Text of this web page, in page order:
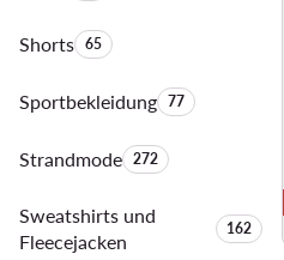
ShortsAnzahl der Produkte:
65
SportbekleidungAnzahl der
77
StrandmodeAnzahl der
272
Sweatshirts und
Fleecejacken
Anzahl
162